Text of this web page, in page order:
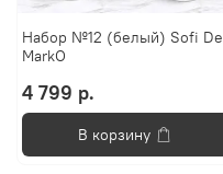
Набор №12 (белый) Sofi De
MarkO
4 799 р.
В корзину